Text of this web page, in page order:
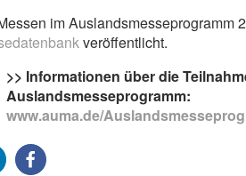
im Auslandsmesseprogramm
veröffentlicht.
>> Informationen über die
Auslandsmesseprogramm:
www.auma.de/